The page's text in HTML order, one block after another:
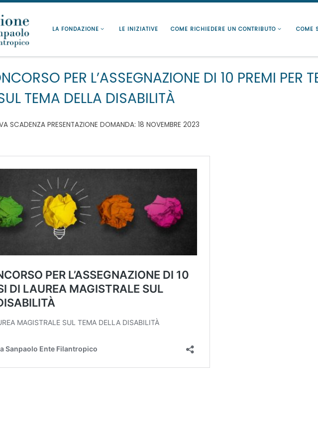
LA FONDAZIONE LE INIZIATIVE COME RICHIEDERE UN CONTRIBUTO COME
PER L’ASSEGNAZIONE DI 10 PREMI PER
TEMA DELLA DISABILITÀ
SCADENZA PRESENTAZIONE DOMANDA: 18 NOVEMBRE 2023